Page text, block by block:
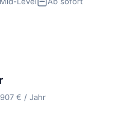
€ / Jahr